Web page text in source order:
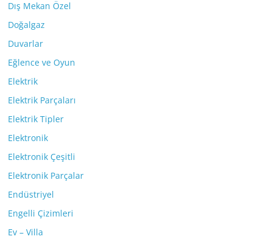
Dış Mekan Özel
Doğalgaz
Duvarlar
Eğlence ve Oyun
Elektrik
Elektrik Parçaları
Elektrik Tipler
Elektronik
Elektronik Çeşitli
Elektronik Parçalar
Endüstriyel
Engelli Çizimleri
Ev – Villa